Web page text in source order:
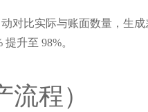
对比实际与账面数量，生
升至 98%。
程）